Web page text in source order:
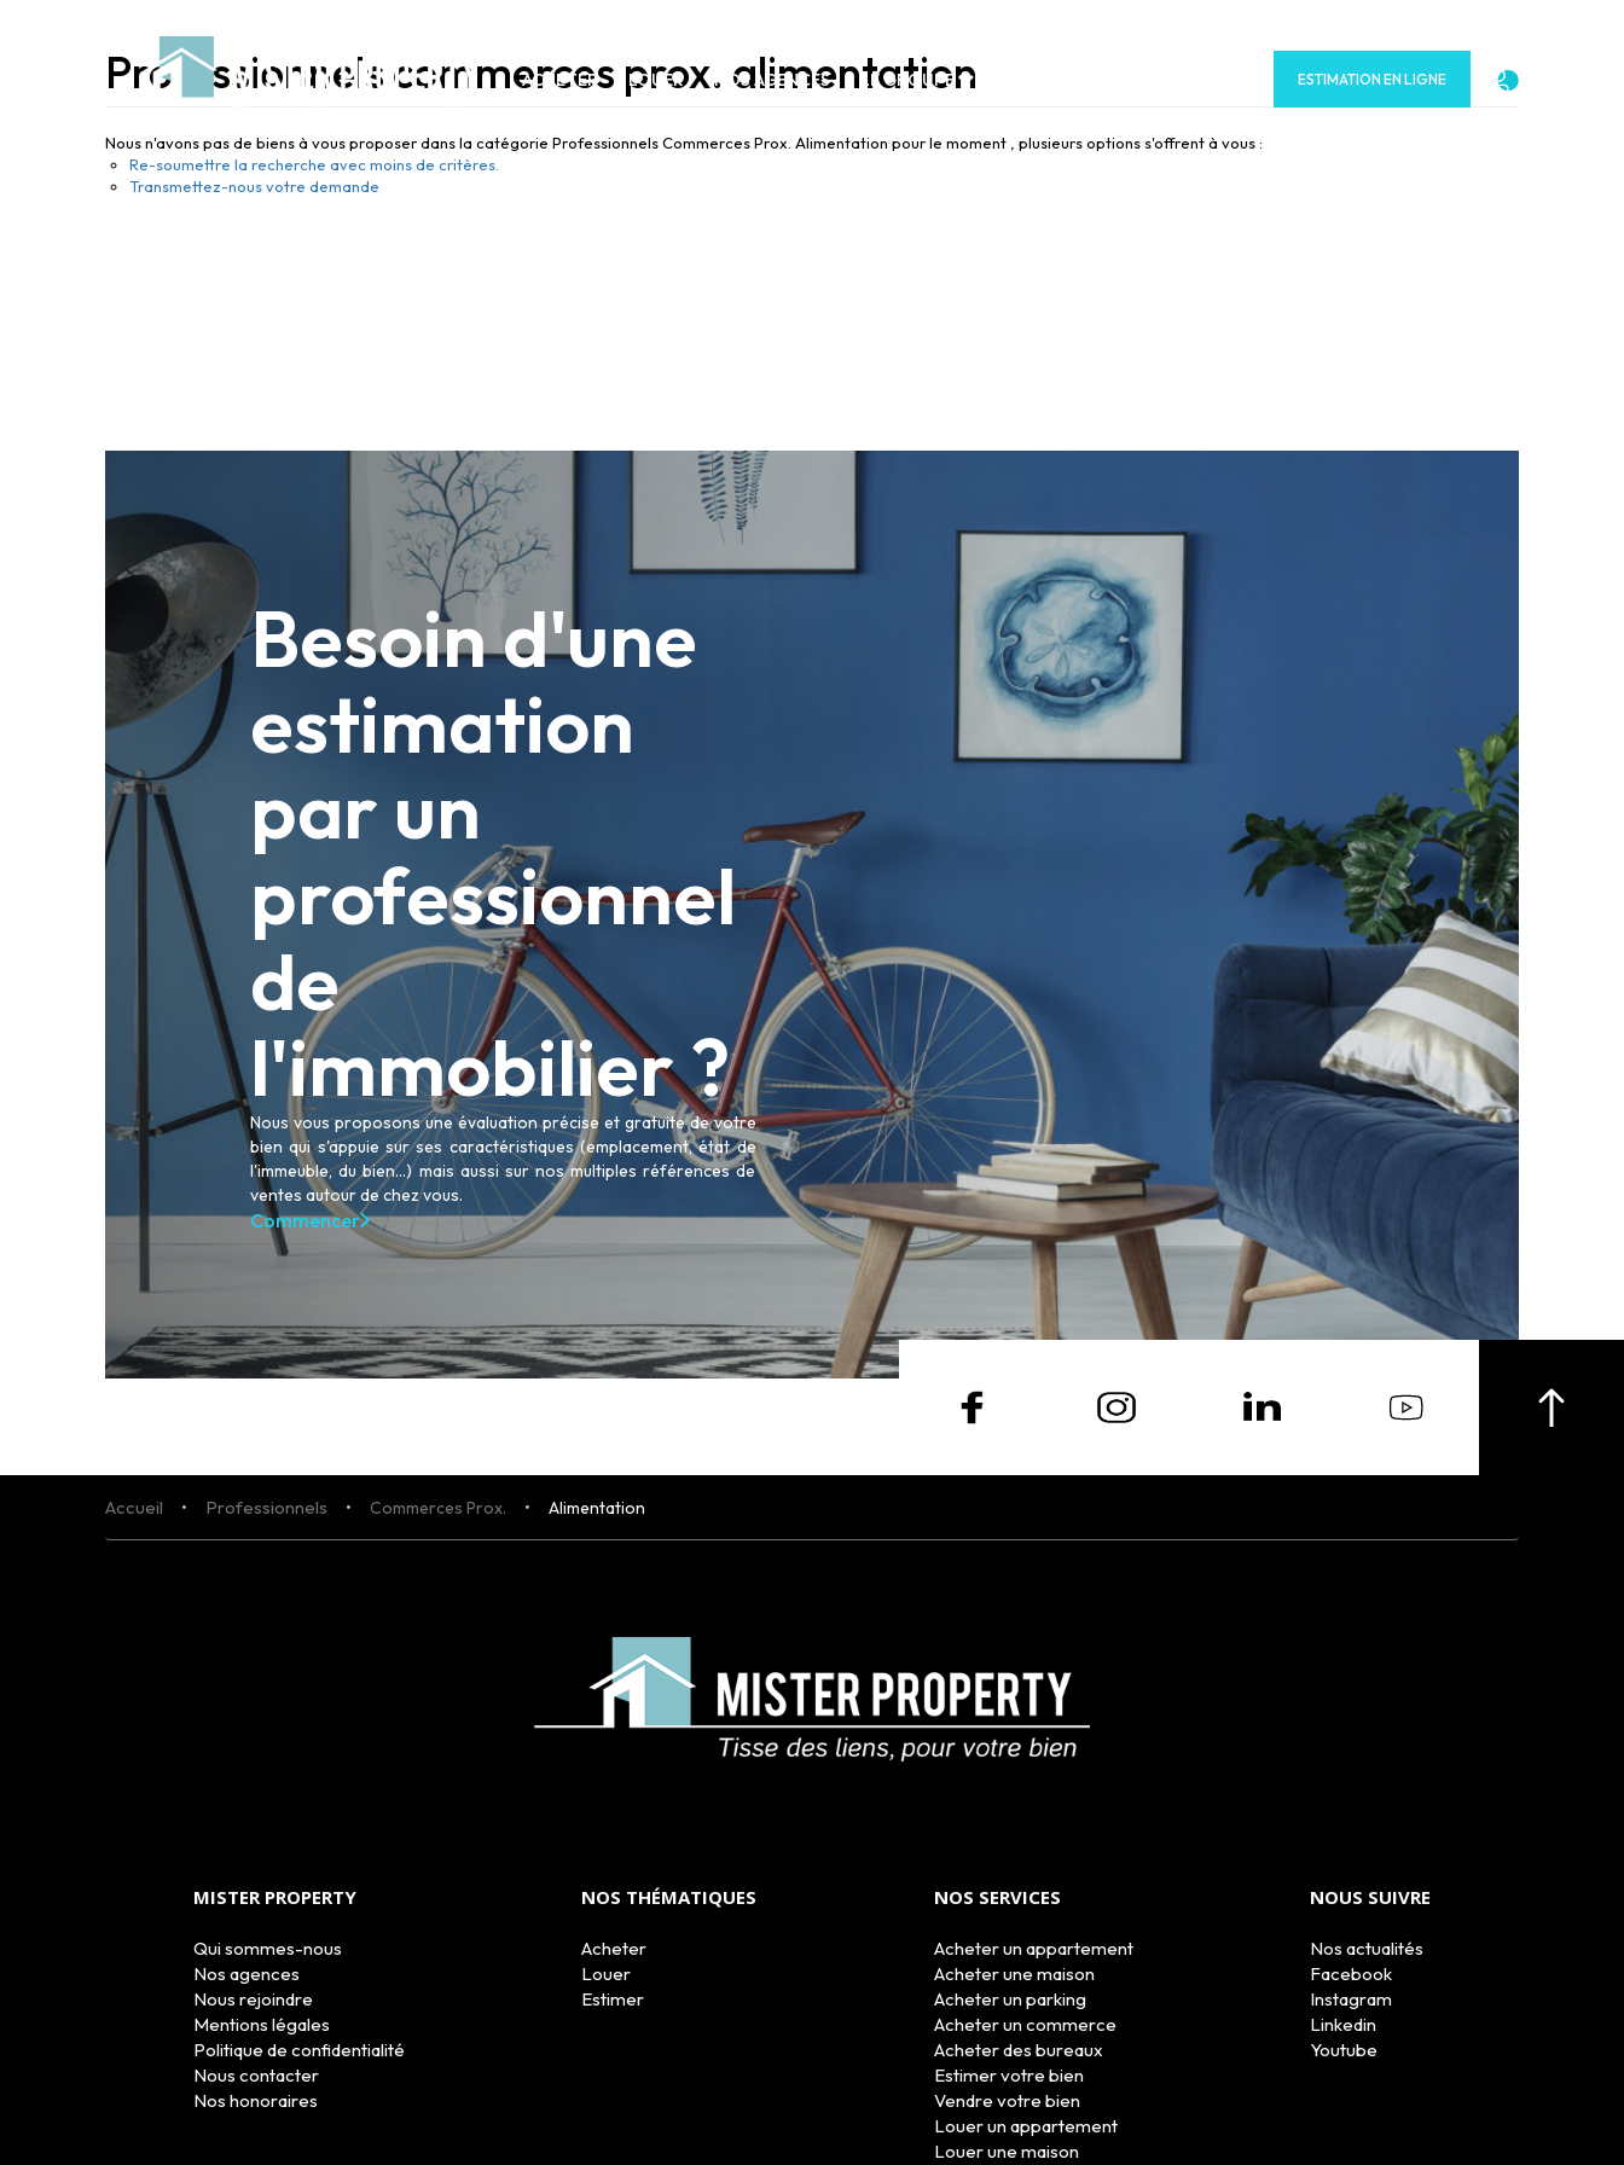
NOUS REJOINDRE
ACHETER LOUER NOS AGENCES LE GROUPE ESTIMATION EN LIGNE
Professionnels commerces prox. alimentation
Nous n'avons pas de biens à vous proposer dans la catégorie Professionnels Commerces Prox. Alimentation pour le moment , plusieurs options s'offrent à vous :
Re-soumettre la recherche avec moins de critères.
Transmettez-nous votre demande
Besoin d'une
estimation
par un
professionnel
de
l'immobilier ?
Nous vous proposons une évaluation précise et gratuite de votre
bien qui s'appuie sur ses caractéristiques (emplacement, état de
l'immeuble, du bien...) mais aussi sur nos multiples références de
ventes autour de chez vous.
Commencer
Accueil Professionnels Commerces Prox. Alimentation
MISTER PROPERTY
Qui sommes-nous
Nos agences
Nous rejoindre
Mentions légales
Politique de confidentialité
Nous contacter
Nos honoraires
NOS THÉMATIQUES
Acheter
Louer
Estimer
NOS SERVICES
Acheter un appartement
Acheter une maison
Acheter un parking
Acheter un commerce
Acheter des bureaux
Estimer votre bien
Vendre votre bien
Louer un appartement
Louer une maison
NOUS SUIVRE
Nos actualités
Facebook
Instagram
Linkedin
Youtube